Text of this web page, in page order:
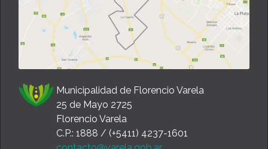
Municipalidad de Florencio Varela
25 de Mayo 2725
Florencio Varela
C.P.: 1888 / (+5411) 4237-1601